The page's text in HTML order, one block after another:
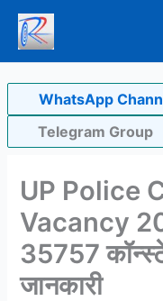
Skip
content
WhatsApp
Telegram Group
UP Police
Vacancy
35757
जानकारी